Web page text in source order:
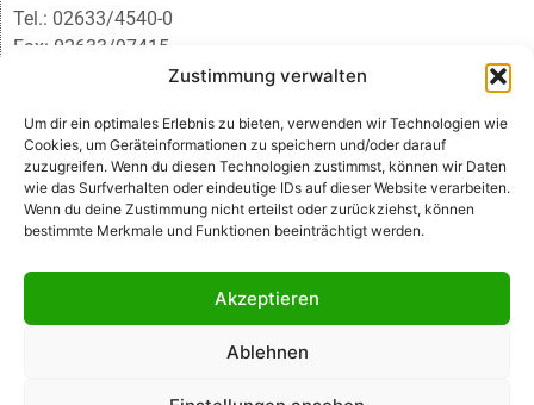
Zustimmung verwalten
Um dir ein optimales Erlebnis zu bieten, verwenden wir Technologien wie
Cookies, um Geräteinformationen zu speichern und/oder darauf
zuzugreifen. Wenn du diesen Technologien zustimmst, können wir Daten
wie das Surfverhalten oder eindeutige IDs auf dieser Website verarbeiten.
Wenn du deine Zustimmung nicht erteilst oder zurückziehst, können
bestimmte Merkmale und Funktionen beeinträchtigt werden.
Akzeptieren
Ablehnen
Tel.: 02633/4540-0
Fax: 02633/97415
infobb@blmedien.de